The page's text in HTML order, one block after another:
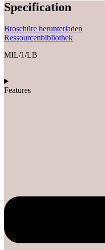
Specification
Broschüre herunterladen
Ressourcenbibliothek
MIL/1/LB
Features